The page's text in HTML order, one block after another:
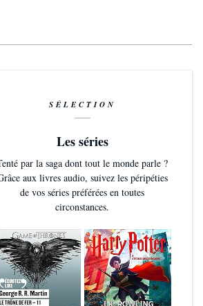
SÉLECTION
Les séries
par la saga dont tout le monde parle ?
aux livres audio, suivez les péripéties
de vos séries préférées en toutes
circonstances.